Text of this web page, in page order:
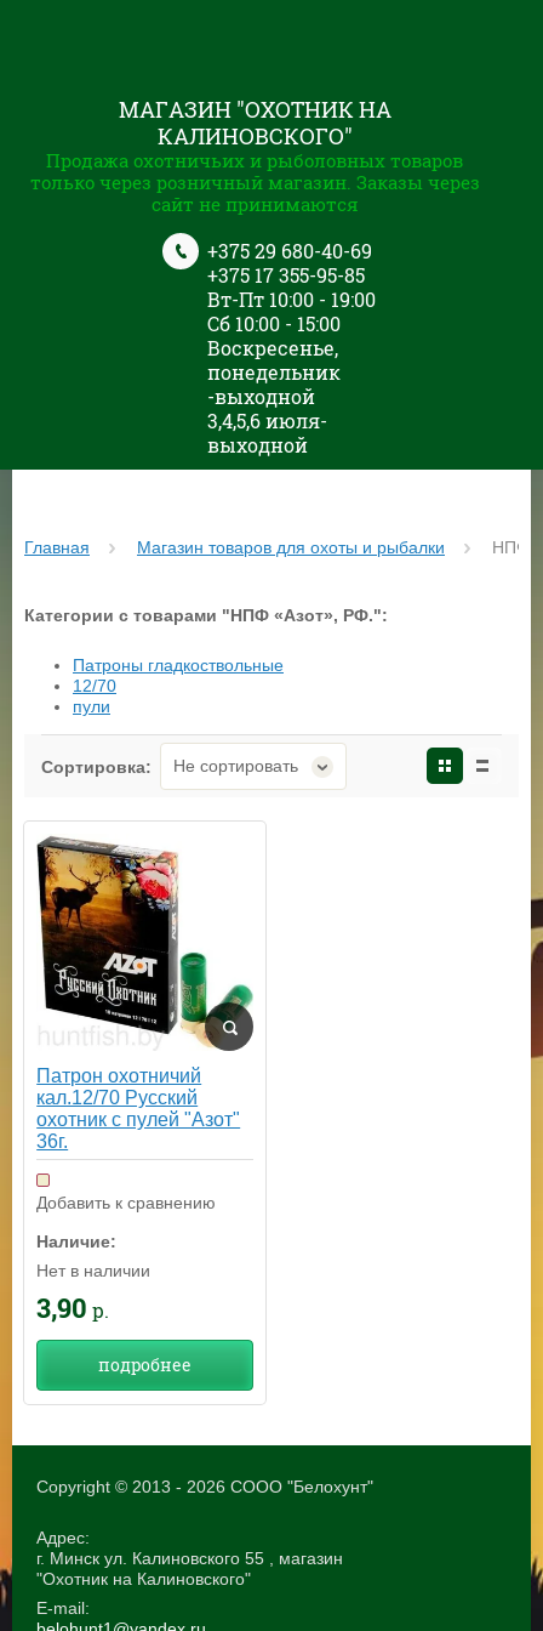
МАГАЗИН "ОХОТНИК НА
КАЛИНОВСКОГО"
Продажа охотничьих и рыболовных товаров
только через розничный магазин. Заказы через
сайт не принимаются
+375 29 680-40-69
+375 17 355-95-85
Вт-Пт 10:00 - 19:00
Сб 10:00 - 15:00
Воскресенье,
понедельник
-выходной
3,4,5,6 июля-
выходной
Главная Магазин товаров для охоты и рыбалки НПФ
Категории с товарами "НПФ «Азот», РФ.":
Патроны гладкоствольные
12/70
пули
Сортировка: Не сортировать
Патрон охотничий
кал.12/70 Русский
охотник с пулей "Азот"
36г.
Добавить к сравнению
Наличие:
Нет в наличии
3,90 р.
подробнее
Copyright © 2013 - 2026 СООО "Белохунт"
Адрес:
г. Минск ул. Калиновского 55 , магазин
"Охотник на Калиновского"
E-mail: